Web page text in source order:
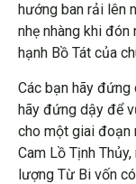
hướng ban rải lên
nhẹ nhàng khi đón
hạnh Bồ Tát của
Các bạn hãy đứng
hãy đứng dậy để
cho một giai đoạn
Cam Lồ Tịnh
lượng Từ Bi vốn